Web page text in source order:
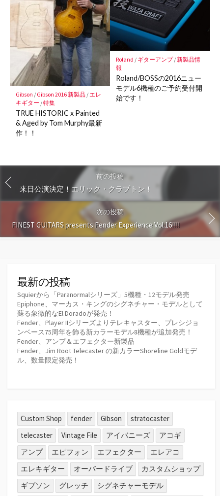
Gibson / Gibson 2016 新製品/エレ
キギター /特集
TRUE HISTORIC x Painted
& Aged by Tom Murphy最新
作！！
Roland / ギターアンプ/新製品情
報
Roland/BOSSの2016ニュー
モデル6機種のご予約受付開
始です！
前の投稿
来日公演決定！エリック・クラプトン！
次の投稿
FINEST GUITARS presents Fender Experience Vol.16!!!!
最新の投稿
Squierから「Paranormalシリーズ」5機種・12モデル発売
Epiphone、マーカス・キングのシグネチャー・モデルとして
蘇る象徴的なEl Doradoが発売！
Fender、Player IIシリーズよりテレキャスター、プレシジョ
ンベース75周年を飾る新カラーモデル8機種が追加発売！
Fender、アンプ＆エフェクター新製品
Fender、Jim Root Telecaster の新カラーShoreline Goldモデ
ル、数量限定発売！
Custom Shop fender Gibson
stratocaster
telecaster
Vintage File アイバニーズ
アコギ
アンプ
エピフォン エフェクター
エレアコ
エレキギター
オーバードライブ
カスタムショップ
ギブソン
グレッチ
シグネチャーモデル